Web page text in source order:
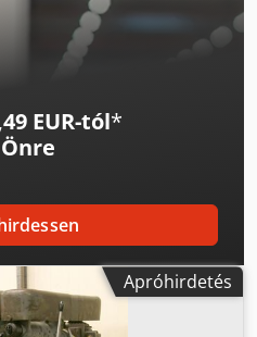
Tm Hnex Ab Sef -Súly: 1212
EUR-tól*
Apróhirdetés